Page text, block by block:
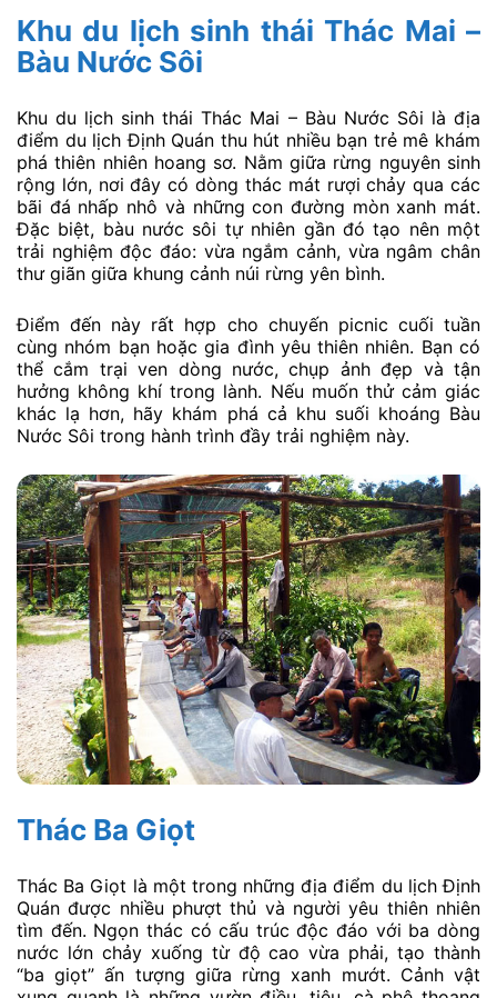
Khu du lịch sinh thái Thác Mai –
Bàu Nước Sôi
Khu du lịch sinh thái Thác Mai – Bàu Nước Sôi là địa
điểm du lịch Định Quán thu hút nhiều bạn trẻ mê khám
phá thiên nhiên hoang sơ. Nằm giữa rừng nguyên sinh
rộng lớn, nơi đây có dòng thác mát rượi chảy qua các
bãi đá nhấp nhô và những con đường mòn xanh mát.
Đặc biệt, bàu nước sôi tự nhiên gần đó tạo nên một
trải nghiệm độc đáo: vừa ngắm cảnh, vừa ngâm chân
thư giãn giữa khung cảnh núi rừng yên bình.
Điểm đến này rất hợp cho chuyến picnic cuối tuần
cùng nhóm bạn hoặc gia đình yêu thiên nhiên. Bạn có
thể cắm trại ven dòng nước, chụp ảnh đẹp và tận
hưởng không khí trong lành. Nếu muốn thử cảm giác
khác lạ hơn, hãy khám phá cả khu suối khoáng Bàu
Nước Sôi trong hành trình đầy trải nghiệm này.
Thác Ba Giọt
Thác Ba Giọt là một trong những địa điểm du lịch Định
Quán được nhiều phượt thủ và người yêu thiên nhiên
tìm đến. Ngọn thác có cấu trúc độc đáo với ba dòng
nước lớn chảy xuống từ độ cao vừa phải, tạo thành
“ba giọt” ấn tượng giữa rừng xanh mướt. Cảnh vật